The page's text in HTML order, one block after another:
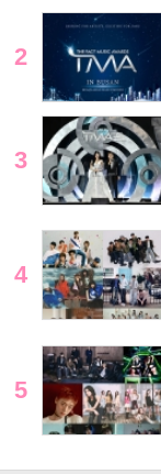
2
3
4
5